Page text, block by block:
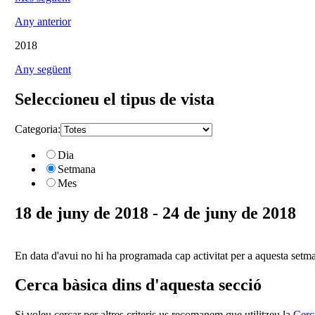
Any anterior
2018
Any següent
Seleccioneu el tipus de vista
Categoria:
Dia
Setmana
Mes
18 de juny de 2018 - 24 de juny de 2018
En data d'avui no hi ha programada cap activitat per a aquesta
Cerca bàsica dins d'aquesta secció